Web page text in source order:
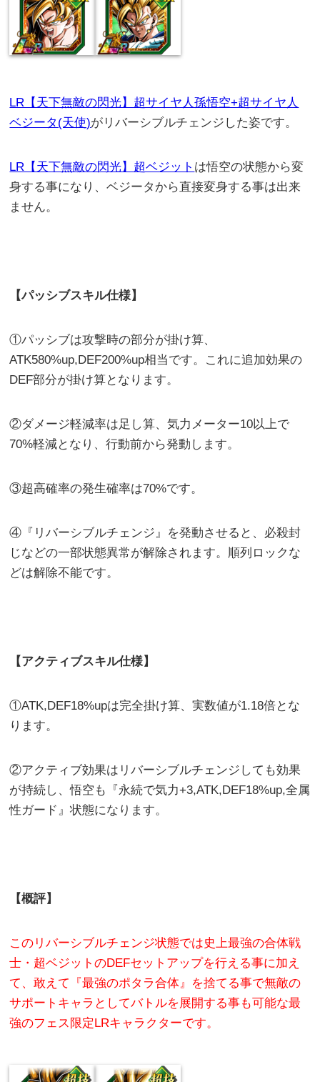
LR【天下無敵の閃光】超サイヤ人孫悟空+超サイヤ人
ベジータ(天使)がリバーシブルチェンジした姿です。
LR【天下無敵の閃光】超ベジット は悟空の状態から変
身する事になり、ベジータから直接変身する事は出来
ません。
【パッシブスキル仕様】
①パッシブは攻撃時の部分が掛け算、
ATK580%up,DEF200%up相当です。これに追加効果の
DEF部分が掛け算となります。
②ダメージ軽減率は足し算、気力メーター10以上で
70%軽減となり、行動前から発動します。
③超高確率の発生確率は70%です。
④『リバーシブルチェンジ』を発動させると、必殺封
じなどの一部状態異常が解除されます。順列ロックな
どは解除不能です。
【アクティブスキル仕様】
①ATK,DEF18%upは完全掛け算、実数値が1.18倍とな
ります。
②アクティブ効果はリバーシブルチェンジしても効果
が持続し、悟空も『永続で気力+3,ATK,DEF18%up,全属
性ガード』状態になります。
【概評】
このリバーシブルチェンジ状態では史上最強の合体戦
士・超ベジットのDEFセットアップを行える事に加え
て、敢えて『最強のポタラ合体』を捨てる事で無敵の
サポートキャラとしてバトルを展開する事も可能な最
強のフェス限定LRキャラクターです。